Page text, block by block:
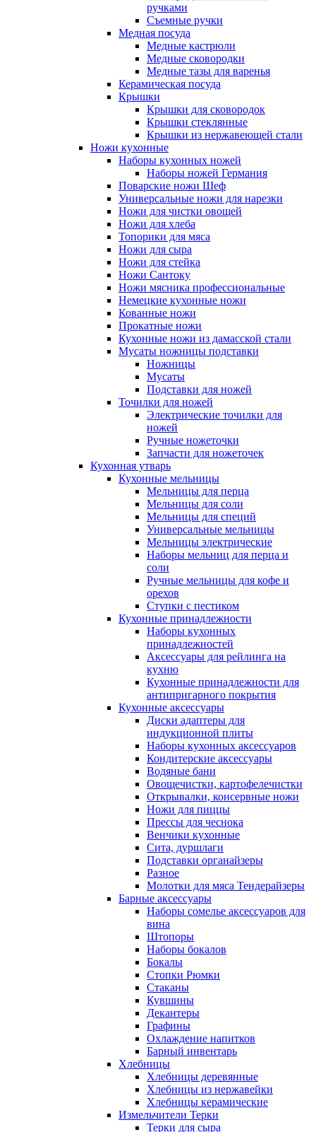
ручками
Съемные ручки
Медная посуда
Медные кастрюли
Медные сковородки
Медные тазы для варенья
Керамическая посуда
Крышки
Крышки для сковородок
Крышки стеклянные
Крышки из нержавеющей стали
Ножи кухонные
Наборы кухонных ножей
Наборы ножей Германия
Поварские ножи Шеф
Универсальные ножи для нарезки
Ножи для чистки овощей
Ножи для хлеба
Топорики для мяса
Ножи для сыра
Ножи для стейка
Ножи Сантоку
Ножи мясника профессиональные
Немецкие кухонные ножи
Кованные ножи
Прокатные ножи
Кухонные ножи из дамасской стали
Мусаты ножницы подставки
Ножницы
Мусаты
Подставки для ножей
Точилки для ножей
Электрические точилки для
ножей
Ручные ножеточки
Запчасти для ножеточек
Кухонная утварь
Кухонные мельницы
Мельницы для перца
Мельницы для соли
Мельницы для специй
Универсальные мельницы
Мельницы электрические
Наборы мельниц для перца и
соли
Ручные мельницы для кофе и
орехов
Ступки с пестиком
Кухонные принадлежности
Наборы кухонных
принадлежностей
Аксессуары для рейлинга на
кухню
Кухонные принадлежности для
антипригарного покрытия
Кухонные аксессуары
Диски адаптеры для
индукционной плиты
Наборы кухонных аксессуаров
Кондитерские аксессуары
Водяные бани
Овощечистки, картофелечистки
Открывалки, консервные ножи
Ножи для пиццы
Прессы для чеснока
Венчики кухонные
Сита, дуршлаги
Подставки органайзеры
Разное
Молотки для мяса Тендерайзеры
Барные аксессуары
Наборы сомелье аксессуаров для
вина
Штопоры
Наборы бокалов
Бокалы
Стопки Рюмки
Стаканы
Кувшины
Декантеры
Графины
Охлаждение напитков
Барный инвентарь
Хлебницы
Хлебницы деревянные
Хлебницы из нержавейки
Хлебницы керамические
Измельчители Терки
Терки для сыра